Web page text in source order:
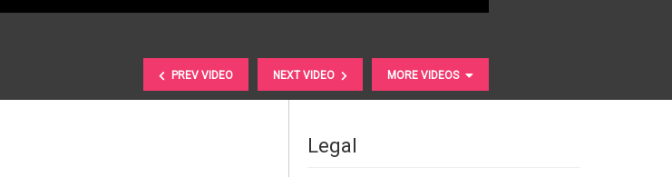
PREV VIDEO NEXT VIDEO MORE VIDEOS
Legal